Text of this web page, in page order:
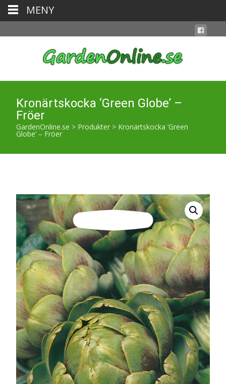
Kronärtskocka ‘Green Globe’ –
Fröer
GardenOnline.se > Produkter > Kronärtskocka ‘Green
Globe’ – Fröer
MENY